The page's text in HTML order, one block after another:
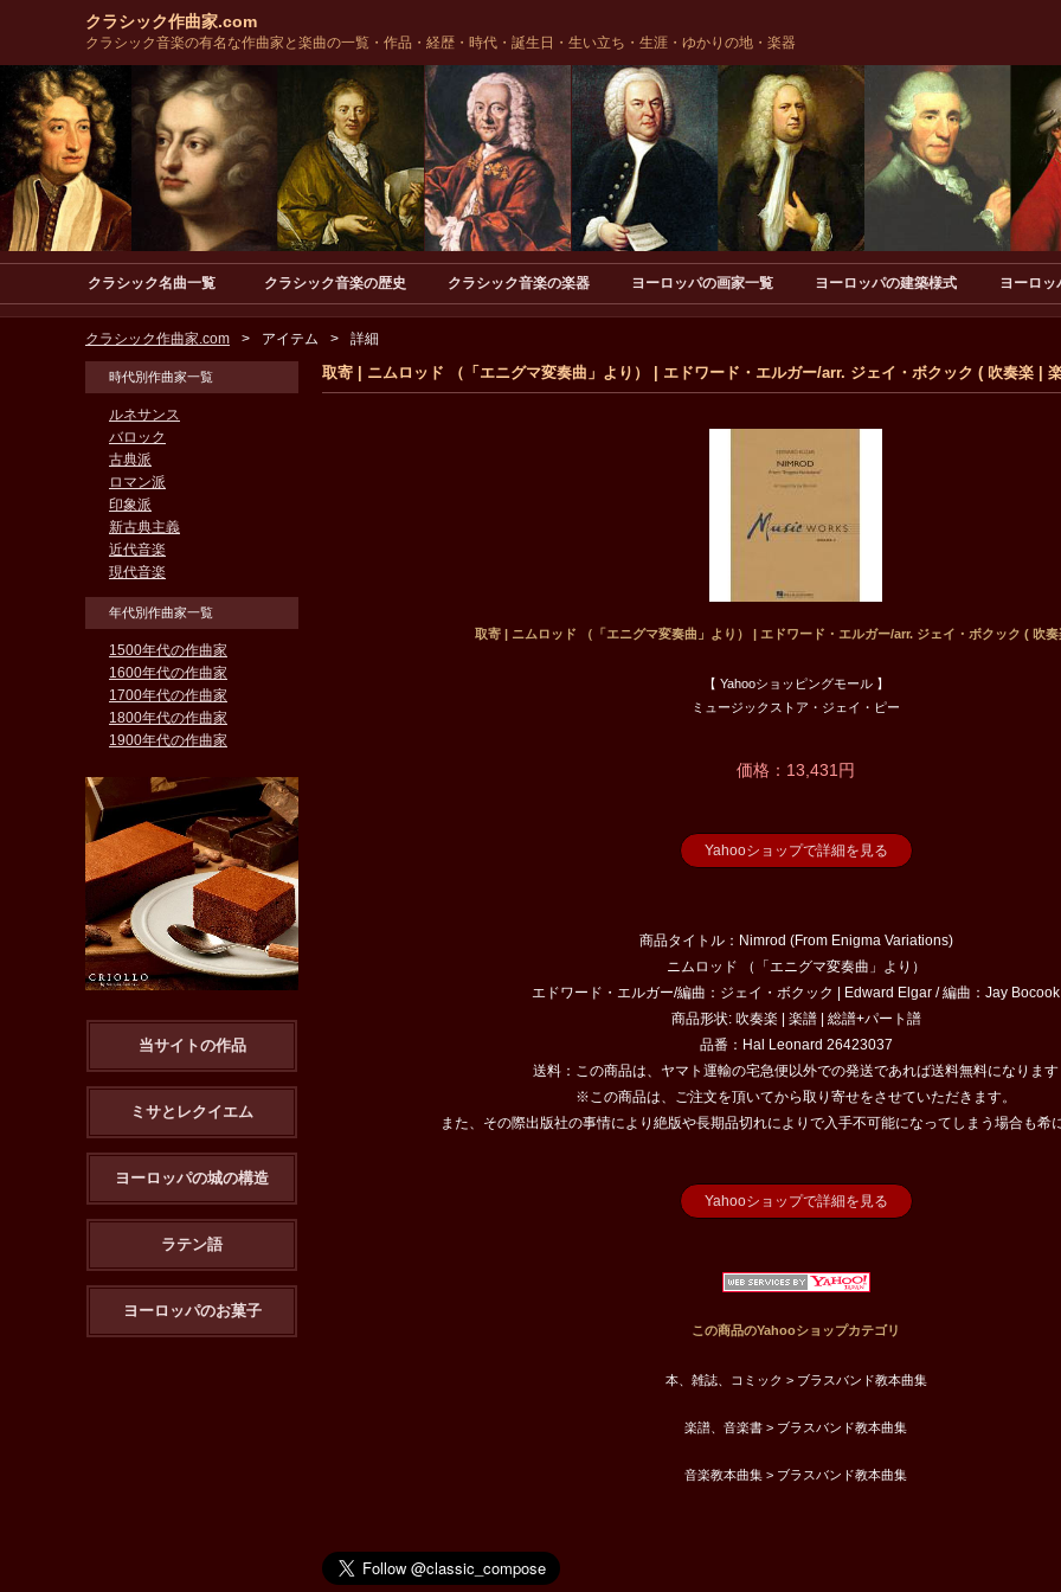
クラシック作曲家.com
クラシック音楽の有名な作曲家と楽曲の一覧・作品・経歴・時代・誕生日・生い立ち・生涯・ゆかりの地・楽器
クラシック名曲一覧 クラシック音楽の歴史 クラシック音楽の楽器 ヨーロッパの画家一覧 ヨーロッパの建築様式 ヨーロッ
クラシック作曲家.com アイテム 詳細
取寄 | ニムロッド （「エニグマ変奏曲」より） | エドワード・エルガー/arr. ジェイ・ボクック ( 吹奏楽 |
取寄 | ニムロッド （「エニグマ変奏曲」より） | エドワード・エルガー/arr. ジェイ・ボクック ( 吹
【 Yahooショッピングモール 】
ミュージックストア・ジェイ・ピー
価格：13,431円
Yahooショップで詳細を見る
商品タイトル：Nimrod (From Enigma Variations)
ニムロッド （「エニグマ変奏曲」より）
エドワード・エルガー/編曲：ジェイ・ボクック | Edward Elgar / 編曲：Jay Bocook
商品形状: 吹奏楽 | 楽譜 | 総譜+パート譜
品番：Hal Leonard 26423037
送料：この商品は、ヤマト運輸の宅急便以外での発送であれば送料無料になります
※この商品は、ご注文を頂いてから取り寄せをさせていただきます。
また、その際出版社の事情により絶版や長期品切れによりで入手不可能になってしまう場合も希
Yahooショップで詳細を見る
この商品のYahooショップカテゴリ
本、雑誌、コミック > ブラスバンド教本曲集
楽譜、音楽書 > ブラスバンド教本曲集
音楽教本曲集 > ブラスバンド教本曲集
時代別作曲家一覧
ルネサンス
バロック
古典派
ロマン派
印象派
新古典主義
近代音楽
現代音楽
年代別作曲家一覧
1500年代の作曲家
1600年代の作曲家
1700年代の作曲家
1800年代の作曲家
1900年代の作曲家
当サイトの作品
ミサとレクイエム
ヨーロッパの城の構造
ラテン語
ヨーロッパのお菓子